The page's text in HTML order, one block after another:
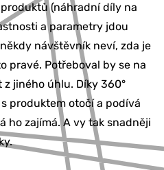
(náhradní díly na
a parametry jdou
návštěvník neví, zda je
pravé. Potřeboval by se na
jiného úhlu. Díky 360°
produktem otočí a podívá
ho zajímá. A vy tak snadněji